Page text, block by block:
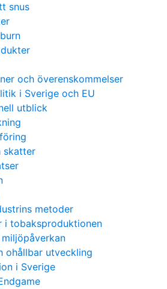
snus
och överenskommelser
i Sverige och EU
utblick
skatter
metoder
i tobaksproduktionen
ohållbar utveckling
i Sverige